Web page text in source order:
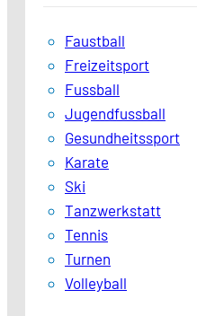
Faustball
Freizeitsport
Fussball
Jugendfussball
Gesundheitssport
Karate
Ski
Tanzwerkstatt
Tennis
Turnen
Volleyball